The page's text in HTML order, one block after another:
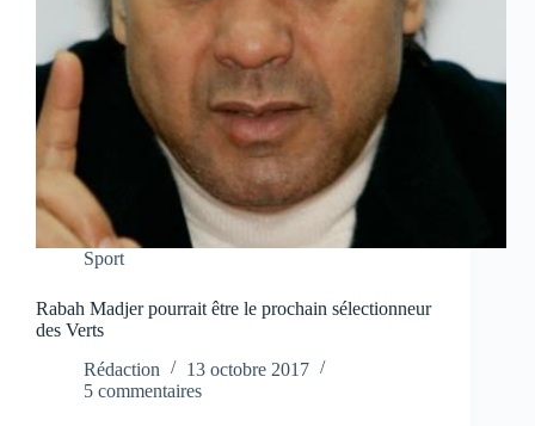
Sport
Rabah Madjer pourrait être le prochain sélectionneur
des Verts
Rédaction
13 octobre 2017
5 commentaires